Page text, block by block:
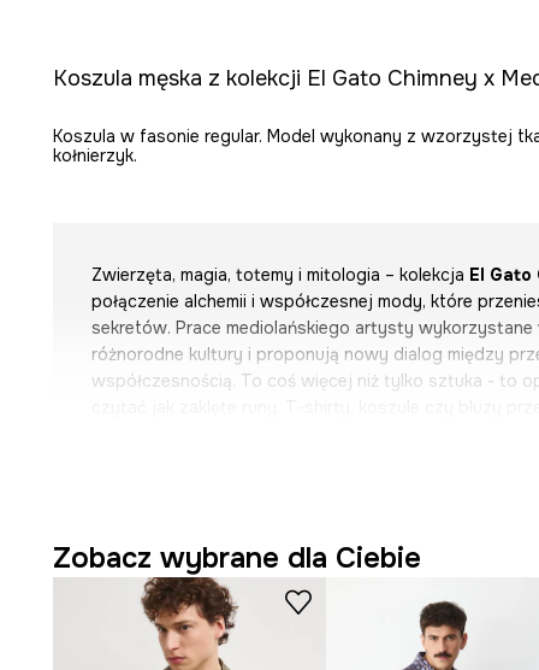
Koszula męska z kolekcji El Gato Chimney x
Koszula w fasonie regular. Model wykonany z wzorzystej
kołnierzyk.
Zwierzęta, magia, totemy i mitologia – kolekcja El Gato
połączenie alchemii i współczesnej mody, które
sekretów. Prace mediolańskiego artysty wykorzystane
różnorodne kultury i proponują nowy dialog między
współczesnością. To coś więcej niż tylko sztuka - to
El Gato Chimney, a właściwie
,
dziś mieszka i tworzy. Jego początki w sztuce sięgają
pasjonował się sztuką uliczną. Jako artysta samouk,
Zobacz wybrane dla Ciebie